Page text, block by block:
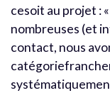
cesoit au projet :
nombreuses (et
contact, nous